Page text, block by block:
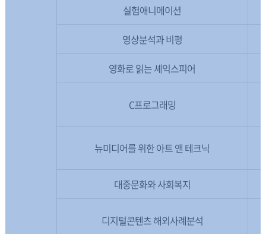
실험애니메이션
영상분석과 비평
영화로 읽는 셰익스피어
C프로그래밍
뉴미디어를 위한 아트 앤 테크닉
대중문화와 사회복지
디지털콘텐츠 해외사례분석